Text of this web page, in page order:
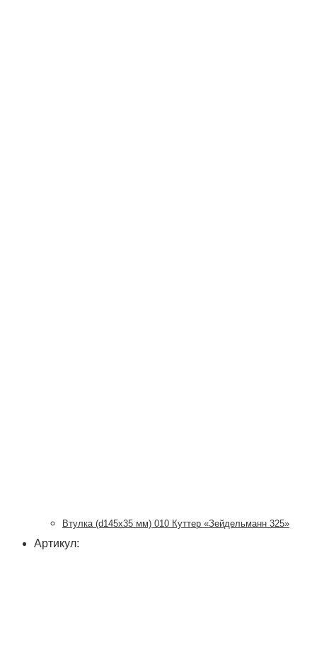
Втулка (d145х35 мм) 010 Куттер «Зейдельманн 325»
Артикул: